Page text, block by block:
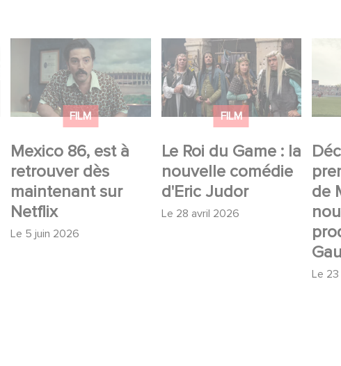
FILM
Mexico 86, est à
retrouver dès
maintenant sur
Netflix
Le 5 juin 2026
Mexico 86, est à
retrouver dès
maintenant sur Netflix
FILM
Le Roi du Game : la
nouvelle comédie
d'Eric Judor
Le 28 avril 2026
Le Roi du Game : la
nouvelle comédie
d'Eric Judor
de
Le